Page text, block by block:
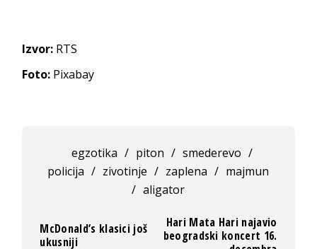
Izvor: RTS
Foto: Pixabay
egzotika / piton / smederevo /
policija / zivotinje / zaplena / majmun
/ aligator
McDonald’s klasici još
ukusniji
Hari Mata Hari najavio
beogradski koncert 16.